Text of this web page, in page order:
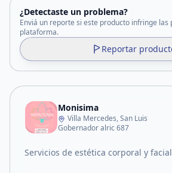
¿Detectaste un problema?
Enviá un reporte si este producto infringe las
plataforma.
Reportar
Monisima
Villa Mercedes, San Luis
Gobernador alric 687
Servicios de estética corporal y facial